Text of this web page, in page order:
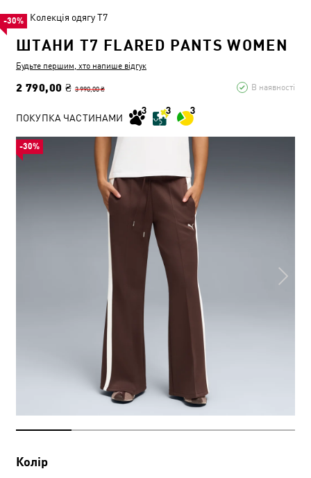
Колекція одягу T7
ШТАНИ T7 FLARED PANTS WOMEN
Будьте першим, хто напише відгук
2 790,00 ₴ 3 990,00 ₴ В наявності
-30%
ПОКУПКА ЧАСТИНАМИ
Колір
-30%